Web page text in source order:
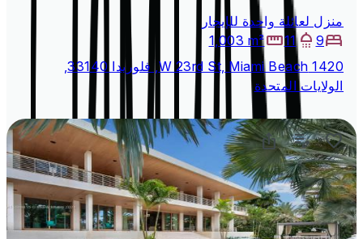
منزل لعائلة واحدة للإيجار
9
11
1,003 m²
1420 W 23rd St, Miami Beach, فلوريدا 33140,
الولايات المتحدة